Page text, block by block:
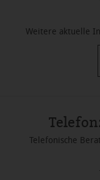
Weitere aktuelle
Telefonische